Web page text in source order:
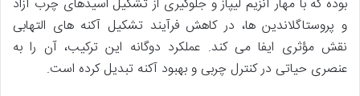
و پروستاگلاندین ها، در کاهش فرآیند تشکیل آکنه های التهابی
نقش مؤثری ایفا می کند. عملکرد دوگانه این ترکیب، آن را به
عنصری حیاتی در کنترل چربی و بهبود آکنه تبدیل کرده است.